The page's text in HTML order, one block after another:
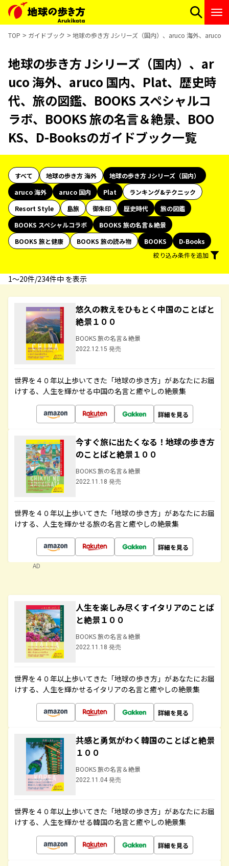
TOP ガイドブック 地球の歩き方 Jシリーズ（国内）、aruco 海外、aruco
地球の歩き方 Jシリーズ（国内）、ar
uco 海外、aruco 国内、Plat、歴史時
代、旅の図鑑、BOOKS スペシャルコ
ラボ、BOOKS 旅の名言＆絶景、BOO
KS、D-Booksのガイドブック一覧
すべて 地球の歩き方 海外
地球の歩き方 Jシリーズ（国内）
aruco 海外
aruco 国内 Plat
ランキング&テクニック
Resort Style
島旅 御朱印 歴史時代
旅の図鑑
BOOKS スペシャルコラボ
BOOKS 旅の名言＆絶景
BOOKS 旅と健康
BOOKS 旅の読み物 BOOKS
D-Books
絞り込み条件を追加
1〜20件/234件中 を表示
悠久の教えをひもとく中国のことばと
絶景１００
BOOKS 旅の名言＆絶景
2022.12.15 発売
世界を４０年以上歩いてきた「地球の歩き方」があなたにお届
けする、人生を輝かせる中国の名言と癒やしの絶景集
詳細を見る
今すぐ旅に出たくなる！地球の歩き方
のことばと絶景１００
BOOKS 旅の名言＆絶景
2022.11.18 発売
世界を４０年以上歩いてきた「地球の歩き方」があなたにお届
けする、人生を輝かせる旅の名言と癒やしの絶景集
詳細を見る
AD
人生を楽しみ尽くすイタリアのことば
と絶景１００
BOOKS 旅の名言＆絶景
2022.11.18 発売
世界を４０年以上歩いてきた「地球の歩き方」があなたにお届
けする、人生を輝かせるイタリアの名言と癒やしの絶景集
詳細を見る
共感と勇気がわく韓国のことばと絶景
１００
BOOKS 旅の名言＆絶景
2022.11.04 発売
世界を４０年以上歩いてきた「地球の歩き方」があなたにお届
けする、人生を輝かせる韓国の名言と癒やしの絶景集
詳細を見る